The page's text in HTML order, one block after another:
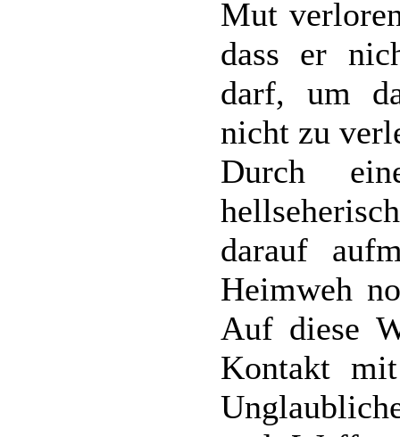
Mut
dass er
darf, um
nicht zu
Durch
darauf
Heimweh
Auf diese
Kontakt